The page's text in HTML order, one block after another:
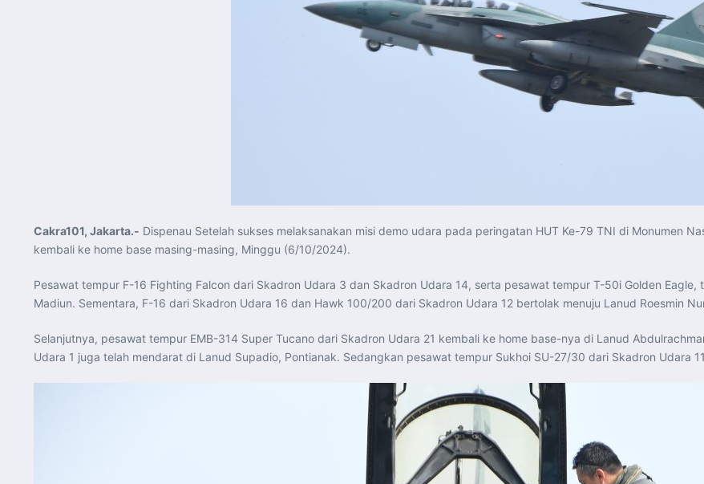
Cakra101, Jakarta.- Dispenau Setelah sukses melaksanakan misi demo udara pada peringatan HUT Ke-79 TNI di Monumen
kembali ke home base masing-masing, Minggu (6/10/2024).
Pesawat tempur F-16 Fighting Falcon dari Skadron Udara 3 dan Skadron Udara 14, serta pesawat tempur T-50i Golden
Madiun. Sementara, F-16 dari Skadron Udara 16 dan Hawk 100/200 dari Skadron Udara 12 bertolak menuju Lanud Roesmin
Selanjutnya, pesawat tempur EMB-314 Super Tucano dari Skadron Udara 21 kembali ke home base-nya di Lanud
Udara 1 juga telah mendarat di Lanud Supadio, Pontianak. Sedangkan pesawat tempur Sukhoi SU-27/30 dari Skadron Udara